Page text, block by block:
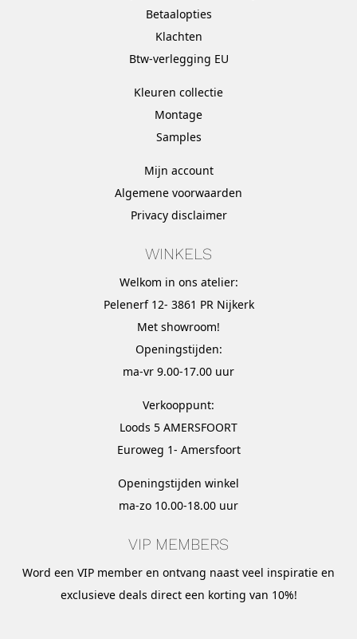
Betaalopties
Klachten
Btw-verlegging EU
Kleuren collectie
Montage
Samples
Mijn account
Algemene voorwaarden
Privacy disclaimer
WINKELS
Welkom in ons atelier:
Pelenerf 12- 3861 PR Nijkerk
Met showroom!
Openingstijden:
ma-vr 9.00-17.00 uur
Verkooppunt:
Loods 5 AMERSFOORT
Euroweg 1- Amersfoort
Openingstijden winkel
ma-zo 10.00-18.00 uur
VIP MEMBERS
Word een VIP member en ontvang naast veel inspiratie en
exclusieve deals direct een korting van 10%!